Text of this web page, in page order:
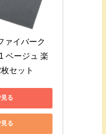
ァイバーク
ベージュ 楽
セット
る
る